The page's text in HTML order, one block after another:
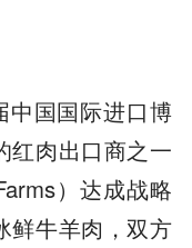
中国国际进口博
红肉出口商之一
）达成战略
鲜牛羊肉，双方